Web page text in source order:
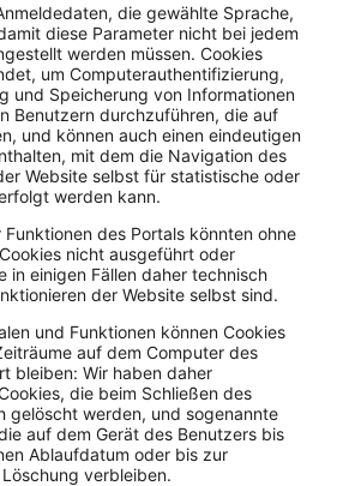
die gewählte Sprache,
diese Parameter nicht bei jedem
werden müssen. Cookies
um Computerauthentifizierung,
und Speicherung von Informationen
Benutzern durchzuführen, die auf
und können auch einen eindeutigen
mit dem die Navigation des
Website selbst für statistische oder
werden kann.
Funktionen des Portals könnten ohne
nicht ausgeführt oder
in einigen Fällen daher technisch
der Website selbst sind.
und Funktionen können Cookies
auf dem Computer des
bleiben: Wir haben daher
die beim Schließen des
gelöscht werden, und sogenannte
auf dem Gerät des Benutzers bis
Ablaufdatum oder bis zur
verbleiben.